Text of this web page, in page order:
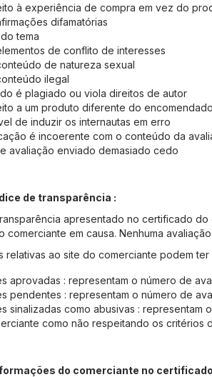
à experiência de compra em vez do
difamatórias
tema
de conflito de interesses
de natureza sexual
ilegal
é plagiado ou viola direitos de autor
a um produto diferente do encomendado
de induzir os internautas em erro
é incoerente com o conteúdo da
avaliação enviado demasiado cedo
de transparência :
apresentado no certificado
comerciante em causa. Nenhuma
relativas ao site do comerciante podem
aprovadas : representam o número de
pendentes : representam o número de
sinalizadas como abusivas :
como não respeitando os critérios
do comerciante no